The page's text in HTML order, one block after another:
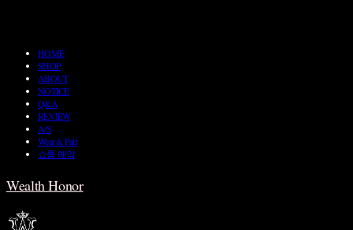
HOME
SHOP
ABOUT
NOTICE
Q&A
REVIEW
A/S
Wear & Pair
쇼룸 예약
Wealth Honor